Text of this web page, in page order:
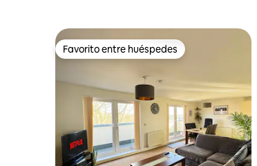
Favorito entre huéspedes
Favorito entre huéspedes